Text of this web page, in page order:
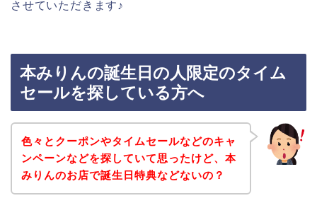
させていただきます♪
本みりんの誕生日の人限定のタイム
セールを探している方へ
色々とクーポンやタイムセールなどのキャ
ンペーンなどを探していて思ったけど、本
みりんのお店で誕生日特典などないの？